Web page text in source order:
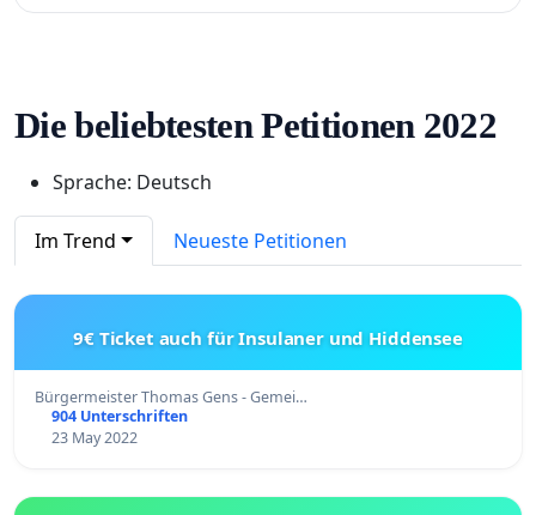
Die beliebtesten Petitionen 2022
Sprache: Deutsch
Im Trend Neueste Petitionen
9€ Ticket auch für Insulaner und Hiddensee
Bürgermeister Thomas Gens - Gemei…
904 Unterschriften
23 May 2022